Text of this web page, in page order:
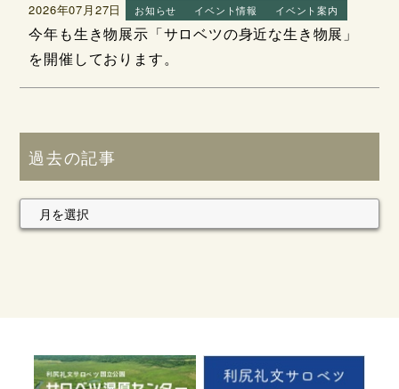
2026年07月27日 お知らせ イベント情報 イベント案内
今年も生き物展示「サロベツの身近な生き物展」
を開催しております。
過去の記事